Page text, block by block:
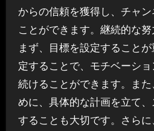
からの信頼を獲得し、チャ
ことができます。継続的な努
まず、目標を設定すること
定することで、モチベーシ
続けることができます。ま
めに、具体的な計画を立て
することも大切です。さら